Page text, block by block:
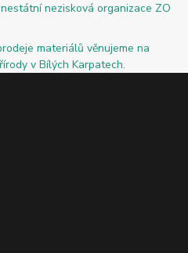
nezisková organizace ZO
materiálů věnujeme na
v Bílých Karpatech.